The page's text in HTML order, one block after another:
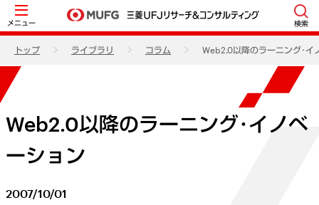
メニュー 検索
トップ ライブラリ コラム Web2.0以降のラーニング･イ
Web2.0以降のラーニング･イノベ
ーション
2007/10/01